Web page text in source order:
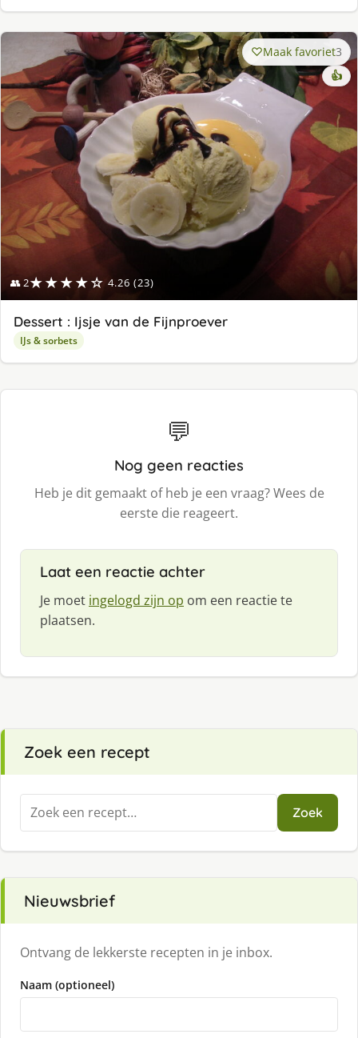
👥 2★★★★☆ 4.26 (23)
Maak favoriet3
👍
Dessert : Ijsje van de Fijnproever
IJs & sorbets
💬
Nog geen reacties
Heb je dit gemaakt of heb je een vraag? Wees de
eerste die reageert.
Laat een reactie achter
Je moet ingelogd zijn op om een reactie te
plaatsen.
Zoek een recept
Zoeken
naar:
Zoek
Nieuwsbrief
Ontvang de lekkerste recepten in je inbox.
Naam (optioneel)